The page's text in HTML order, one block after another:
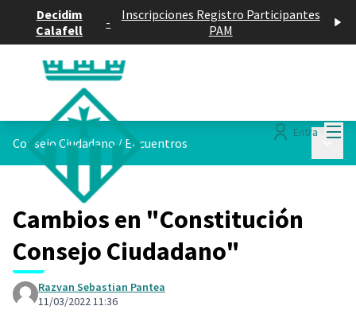
Decidim
Calafell
-
Inscripciones Registro Participantes
PAM
Entra
Consejo Ciudadano / Encuentros
Cambios en "Constitución
Consejo Ciudadano"
Razvan Sebastian Pantea
11/03/2022 11:36